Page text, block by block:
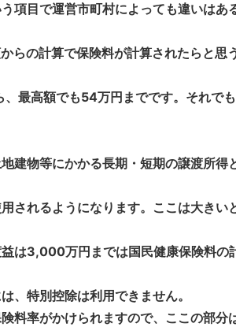
目で運営市町村によっても違いは
の計算で保険料が計算されたらと思
最高額でも54万円までです。それで
建物等にかかる長期・短期の譲渡所
されるようになります。ここは大きい
3,000万円までは国民健康保険料の
、特別控除は利用できません。
率がかけられますので、ここの部分